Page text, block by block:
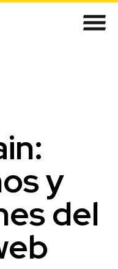
y
del